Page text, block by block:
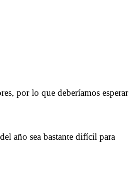
por lo que deberíamos esperar
año sea bastante difícil para